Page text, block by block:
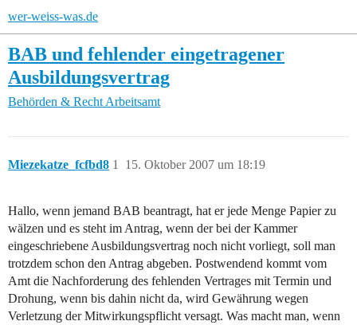
wer-weiss-was.de
BAB und fehlender eingetragener
Ausbildungsvertrag
Behörden & Recht Arbeitsamt
Miezekatze_fcfbd8 15. Oktober 2007 um 18:19
1
Hallo, wenn jemand BAB beantragt, hat er jede Menge Papier zu
wälzen und es steht im Antrag, wenn der bei der Kammer
eingeschriebene Ausbildungsvertrag noch nicht vorliegt, soll man
trotzdem schon den Antrag abgeben. Postwendend kommt vom
Amt die Nachforderung des fehlenden Vertrages mit Termin und
Drohung, wenn bis dahin nicht da, wird Gewährung wegen
Verletzung der Mitwirkungspflicht versagt. Was macht man, wenn